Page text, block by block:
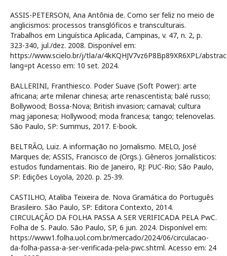
ASSIS-PETERSON, Ana Antônia de. Como ser feliz no meio de
anglicismos: processos transglóficos e transculturais.
Trabalhos em Linguística Aplicada, Campinas, v. 47, n. 2, p.
323-340, jul./dez. 2008. Disponível em:
https://www.scielo.br/j/tla/a/4kKQHJV7vz6P8Bp89XR6XPL/
lang=pt Acesso em: 10 set. 2024.
BALLERINI, Franthiesco. Poder Suave (Soft Power): arte
africana; arte milenar chinesa; arte renascentista; balé russo;
Bollywood; Bossa-Nova; British invasion; carnaval; cultura
mag japonesa; Hollywood; moda francesa; tango; telenovelas.
São Paulo, SP: Summus, 2017. E-book.
BELTRÃO, Luiz. A informação no Jornalismo. MELO, José
Marques de; ASSIS, Francisco de (Orgs.). Gêneros Jornalísticos:
estudos fundamentais. Rio de Janeiro, RJ: PUC-Rio; São Paulo,
SP: Edições Loyola, 2020. p. 25-39.
CASTILHO, Ataliba Teixeira de. Nova Gramática do Português
Brasileiro. São Paulo, SP: Editora Contexto, 2014.
CIRCULAÇÃO DA FOLHA PASSA A SER VERIFICADA PELA PwC.
Folha de S. Paulo. São Paulo, SP, 6 jun. 2024. Disponível em:
https://www1.folha.uol.com.br/mercado/2024/06/circulacao-
da-folha-passa-a-ser-verificada-pela-pwc.shtml. Acesso em: 24